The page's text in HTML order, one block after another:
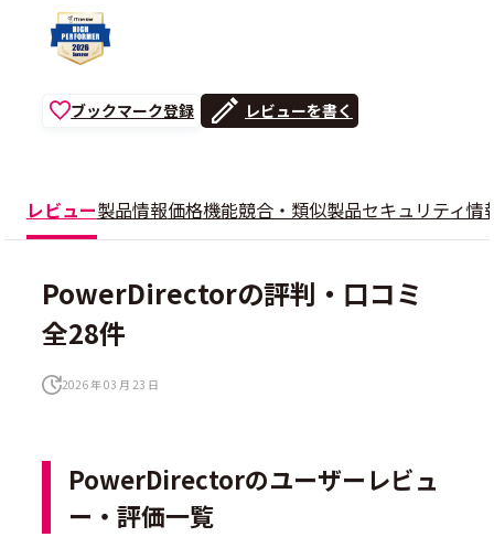
ブックマーク登録 レビューを書く
レビュー製品情報価格機能競合・類似製品セキュリティ情
PowerDirectorの評判・口コミ
全28件
2026 年 03 月 23 日
PowerDirectorのユーザーレビュ
ー・評価一覧